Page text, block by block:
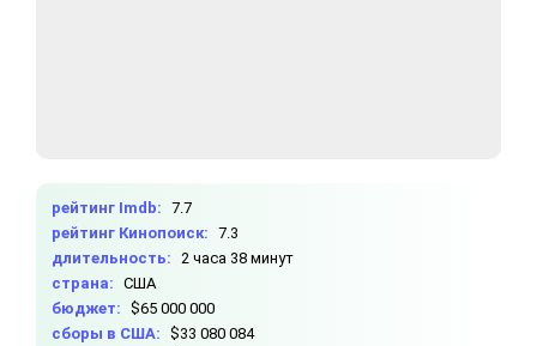
рейтинг Imdb: 7.7
рейтинг Кинопоиск: 7.3
длительность: 2 часа 38 минут
страна: США
бюджет: $65 000 000
сборы в США: $33 080 084